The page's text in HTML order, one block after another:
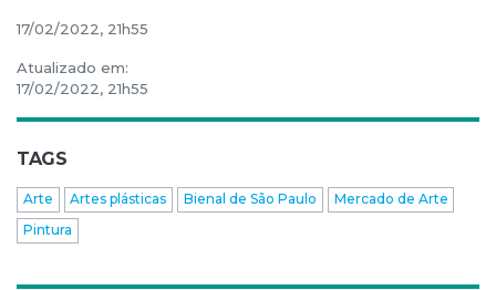
17/02/2022, 21h55
Atualizado em:
17/02/2022, 21h55
TAGS
Arte Artes plásticas Bienal de São Paulo
Mercado de Arte
Pintura